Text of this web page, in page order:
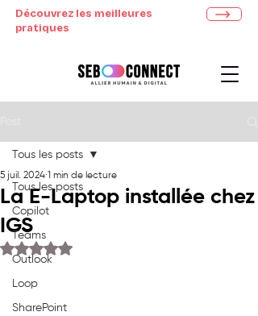
Découvrez les meilleures
pratiques
Tous les posts
Copilot
Teams
Outlook
Loop
SharePoint
Tous les posts
La E-Laptop installée chez
IGS
5 juil. 2024 1 min de lecture
Noté NaN étoiles sur 5.